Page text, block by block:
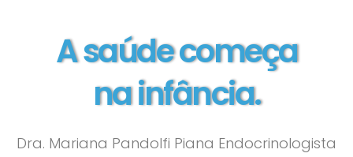
A saúde começa
na infância.
Dra. Mariana Pandolfi Piana Endocrinologista